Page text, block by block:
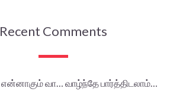
Recent Comments
என்னாகும் வா… வாழ்ந்தே பார்த்திடலாம்…